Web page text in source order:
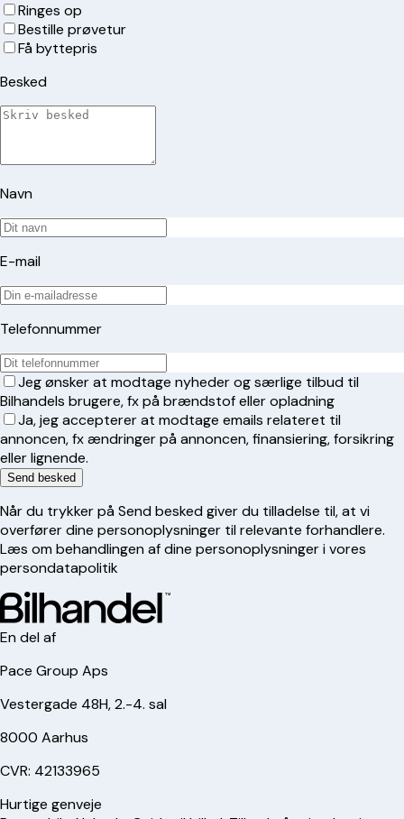
Ringes op
Bestille prøvetur
Få byttepris
Besked
Navn
E-mail
Telefonnummer
Jeg ønsker at modtage nyheder og særlige tilbud til
Bilhandels brugere, fx på brændstof eller opladning
Ja, jeg accepterer at modtage emails relateret til
annoncen, fx ændringer på annoncen, finansiering, forsikring
eller lignende.
Send besked
Når du trykker på Send besked giver du tilladelse til, at vi
overfører dine personoplysninger til relevante forhandlere.
Læs om behandlingen af dine personoplysninger i vores
persondatapolitik
En del af
Pace Group Aps
Vestergade 48H, 2.-4. sal
8000 Aarhus
CVR: 42133965
Hurtige genveje